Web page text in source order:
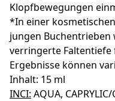
Klopfbewegungen
*In einer
jungen Buchentrieben
verringerte
Ergebnisse können
Inhalt: 15 ml
INCI: AQUA, CAPRYLIC/